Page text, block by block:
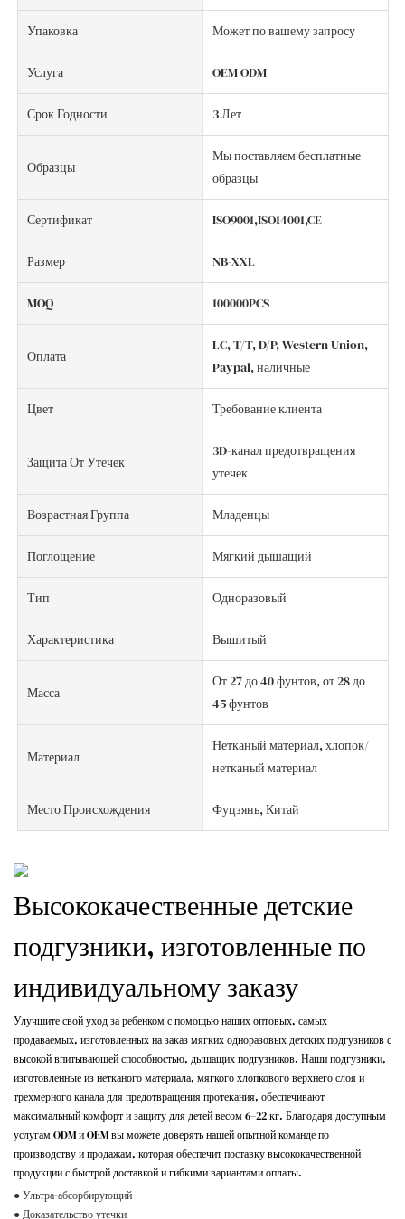
Упаковка Может по вашему запросу
Услуга OEM ODM
Срок Годности 3 Лет
Образцы
Мы поставляем бесплатные
образцы
Сертификат ISO9001,ISO14001,CE
Размер NB-XXL
MOQ 100000PCS
Оплата
LC, T/T, D/P, Western Union,
Paypal, наличные
Цвет Требование клиента
Защита От Утечек
3D-канал предотвращения
утечек
Возрастная Группа Младенцы
Поглощение Мягкий дышащий
Тип Одноразовый
Характеристика Вышитый
Масса
От 27 до 40 фунтов, от 28 до
45 фунтов
Материал
Нетканый материал, хлопок/
нетканый материал
Место Происхождения Фуцзянь, Китай
Высококачественные детские
подгузники, изготовленные по
индивидуальному заказу
Улучшите свой уход за ребенком с помощью наших оптовых, самых
продаваемых, изготовленных на заказ мягких одноразовых детских подгузников с
высокой впитывающей способностью, дышащих подгузников. Наши подгузники,
изготовленные из нетканого материала, мягкого хлопкового верхнего слоя и
трехмерного канала для предотвращения протекания, обеспечивают
максимальный комфорт и защиту для детей весом 6–22 кг. Благодаря доступным
услугам ODM и OEM вы можете доверять нашей опытной команде по
производству и продажам, которая обеспечит поставку высококачественной
продукции с быстрой доставкой и гибкими вариантами оплаты.
● Ультра-абсорбирующий
● Доказательство утечки